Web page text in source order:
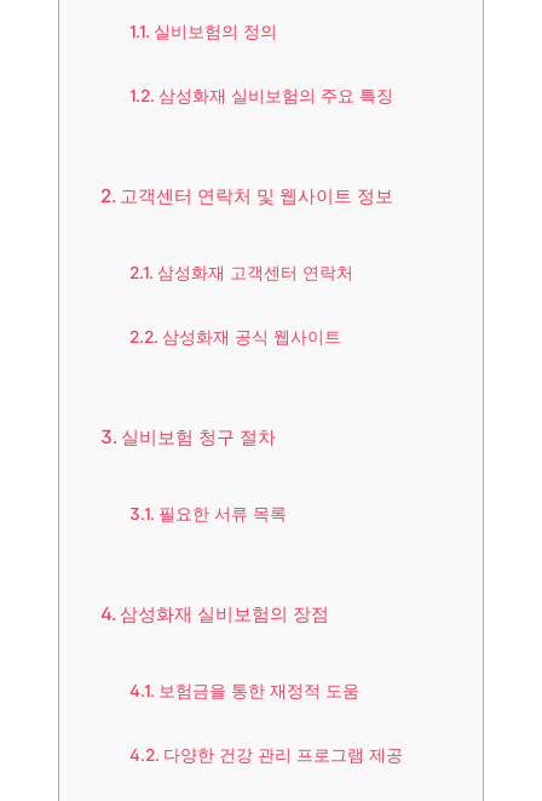
실비보험의 정의
삼성화재 실비보험의 주요 특징
고객센터 연락처 및 웹사이트 정보
삼성화재 고객센터 연락처
삼성화재 공식 웹사이트
실비보험 청구 절차
필요한 서류 목록
삼성화재 실비보험의 장점
보험금을 통한 재정적 도움
다양한 건강 관리 프로그램 제공